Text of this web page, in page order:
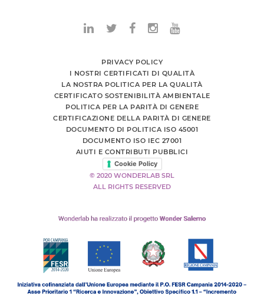
PRIVACY POLICY
I NOSTRI CERTIFICATI DI QUALITÀ
LA NOSTRA POLITICA PER LA QUALITÀ
CERTIFICATO SOSTENIBILITÀ AMBIENTALE
POLITICA PER LA PARITÀ DI GENERE
CERTIFICAZIONE DELLA PARITÀ DI GENERE
DOCUMENTO DI POLITICA ISO 45001
DOCUMENTO ISO IEC 27001
AIUTI E CONTRIBUTI PUBBLICI
Cookie Policy
© 2020 WONDERLAB SRL
ALL RIGHTS RESERVED